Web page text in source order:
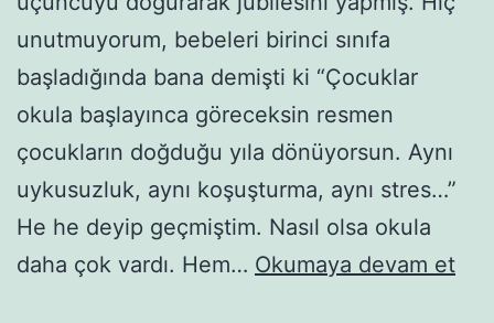
unutmuyorum, bebeleri birinci sınıfa
başladığında bana demişti ki “Çocuklar
okula başlayınca göreceksin resmen
çocukların doğduğu yıla dönüyorsun. Aynı
uykusuzluk, aynı koşuşturma, aynı stres…”
He he deyip geçmiştim. Nasıl olsa okula
daha çok vardı. Hem… Okumaya devam etKoş